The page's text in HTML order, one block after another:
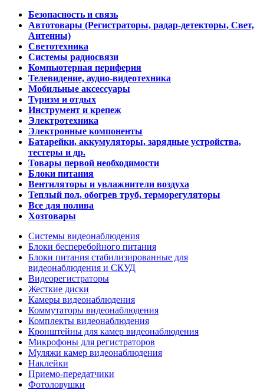
Безопасность и связь
Автотовары (Регистраторы, радар-детекторы, Свет,
Антенны)
Светотехника
Системы радиосвязи
Компьютерная периферия
Телевидение, аудио-видеотехника
Мобильные аксессуары
Туризм и отдых
Инструмент и крепеж
Электротехника
Электронные компоненты
Батарейки, аккумуляторы, зарядные устройства,
тестеры и др.
Товары первой необходимости
Блоки питания
Вентиляторы и увлажнители воздуха
Теплый пол, обогрев труб, терморегуляторы
Все для полива
Хозтовары
Системы видеонаблюдения
Блоки бесперебойного питания
Блоки питания стабилизированные для
видеонаблюдения и СКУД
Видеорегистраторы
Жесткие диски
Камеры видеонаблюдения
Коммутаторы видеонаблюдения
Комплекты видеонаблюдения
Кронштейны для камер видеонаблюдения
Микрофоны для регистраторов
Муляжи камер видеонаблюдения
Наклейки
Приемо-передатчики
Фотоловушки